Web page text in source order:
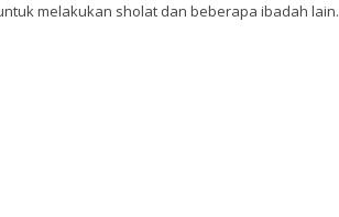
melakukan sholat dan beberapa ibadah lain.